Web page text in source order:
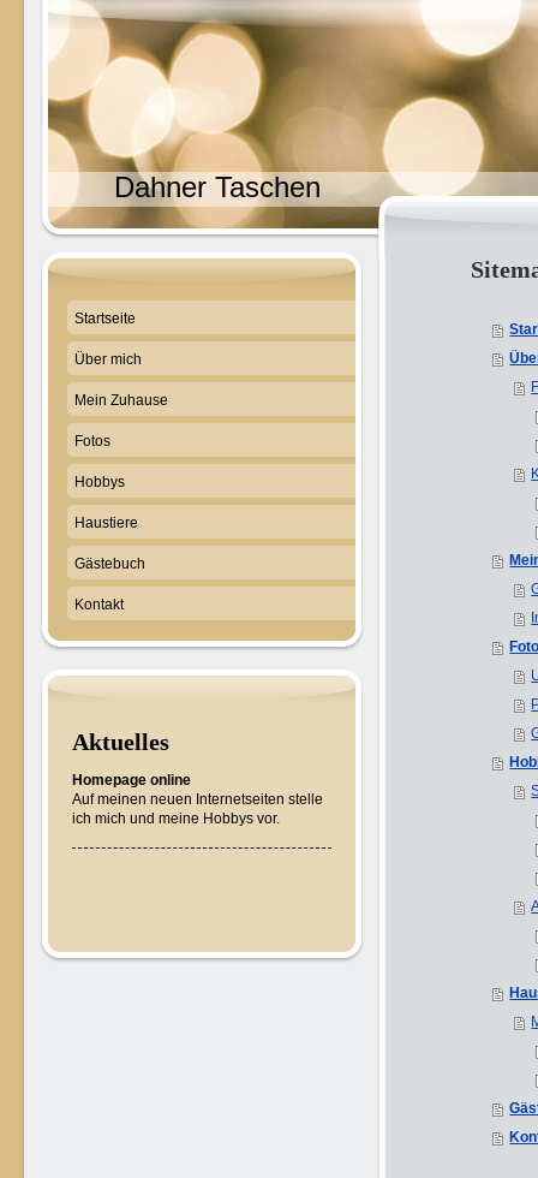
Dahner Taschen
Startseite
Über mich
Mein Zuhause
Fotos
Hobbys
Haustiere
Gästebuch
Kontakt
Aktuelles
Homepage online
Auf meinen neuen Internetseiten stelle
ich mich und meine Hobbys vor.